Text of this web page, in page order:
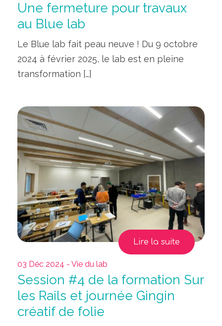
Une fermeture pour travaux
au Blue lab
Le Blue lab fait peau neuve ! Du 9 octobre
2024 à février 2025, le lab est en pleine
transformation […]
Lire la suite
03 Déc 2024 - Vie du lab
Session #4 de la formation Sur
les Rails et journée Gingin
créatif de folie